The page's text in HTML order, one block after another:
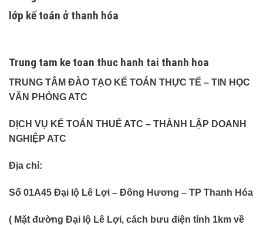
lớp kế toán ở thanh hóa
Trung tam ke toan thuc hanh tai thanh hoa
TRUNG TÂM ĐÀO TẠO KẾ TOÁN THỰC TẾ – TIN HỌC
VĂN PHÒNG ATC
DỊCH VỤ KẾ TOÁN THUẾ ATC – THÀNH LẬP DOANH
NGHIỆP ATC
Địa chỉ:
Số 01A45 Đại lộ Lê Lợi – Đông Hương – TP Thanh Hóa
( Mặt đường Đại lộ Lê Lợi, cách bưu điện tỉnh 1km về